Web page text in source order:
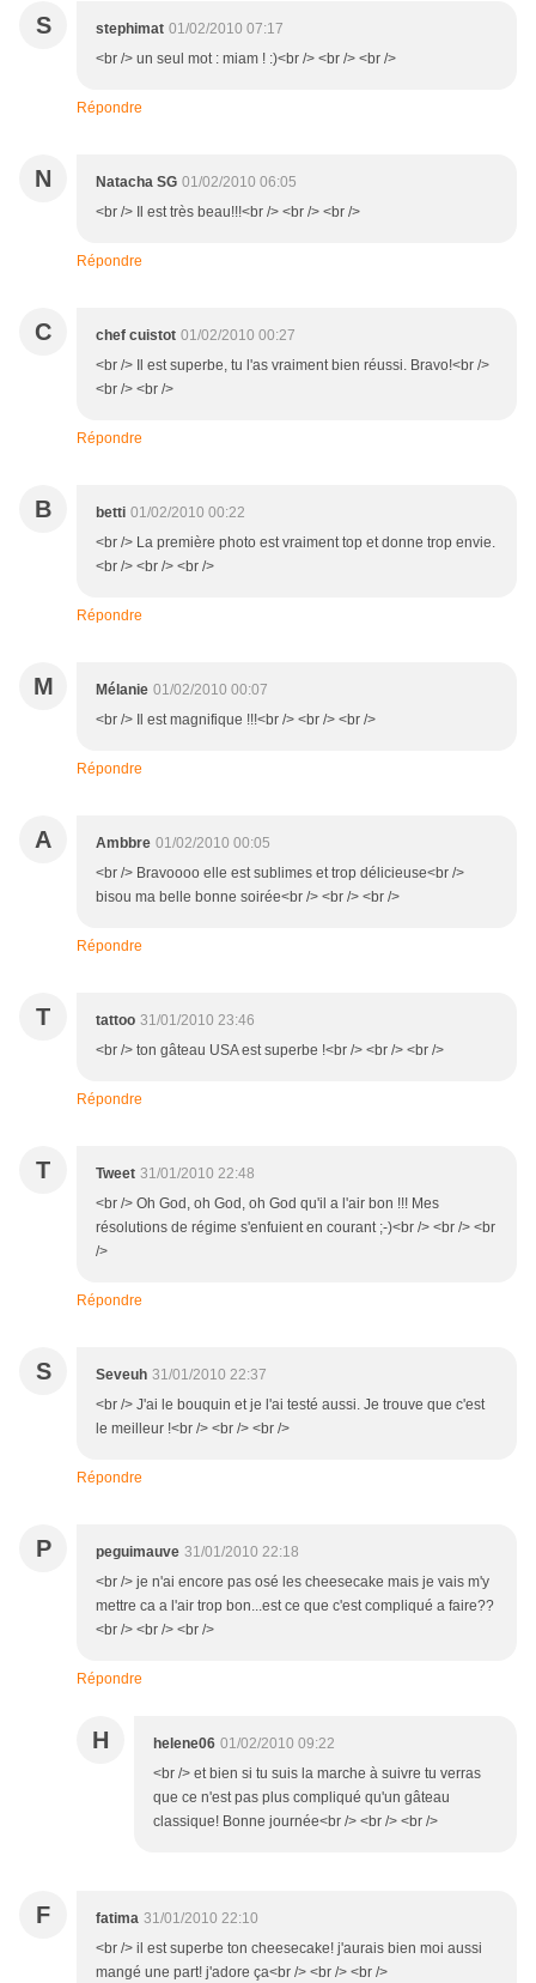
S stephimat 01/02/2010 07:17
<br /> un seul mot : miam ! :)<br /> <br /> <br />
Répondre
N Natacha SG 01/02/2010 06:05
<br /> Il est très beau!!!<br /> <br /> <br />
Répondre
C chef cuistot 01/02/2010 00:27
<br /> Il est superbe, tu l'as vraiment bien réussi. Bravo!<br />
<br /> <br />
Répondre
B betti 01/02/2010 00:22
<br /> La première photo est vraiment top et donne trop envie.
<br /> <br /> <br />
Répondre
M Mélanie 01/02/2010 00:07
<br /> Il est magnifique !!!<br /> <br /> <br />
Répondre
A Ambbre 01/02/2010 00:05
<br /> Bravoooo elle est sublimes et trop délicieuse<br />
bisou ma belle bonne soirée<br /> <br /> <br />
Répondre
T tattoo 31/01/2010 23:46
<br /> ton gâteau USA est superbe !<br /> <br /> <br />
Répondre
T Tweet 31/01/2010 22:48
<br /> Oh God, oh God, oh God qu'il a l'air bon !!! Mes
résolutions de régime s'enfuient en courant ;-)<br /> <br /> <br
/>
Répondre
S Seveuh 31/01/2010 22:37
<br /> J'ai le bouquin et je l'ai testé aussi. Je trouve que c'est
le meilleur !<br /> <br /> <br />
Répondre
P peguimauve 31/01/2010 22:18
<br /> je n'ai encore pas osé les cheesecake mais je vais m'y
mettre ca a l'air trop bon...est ce que c'est compliqué a faire??
<br /> <br /> <br />
Répondre
H helene06 01/02/2010 09:22
<br /> et bien si tu suis la marche à suivre tu verras
que ce n'est pas plus compliqué qu'un gâteau
classique! Bonne journée<br /> <br /> <br />
F fatima 31/01/2010 22:10
<br /> il est superbe ton cheesecake! j'aurais bien moi aussi
mangé une part! j'adore ça<br /> <br /> <br />